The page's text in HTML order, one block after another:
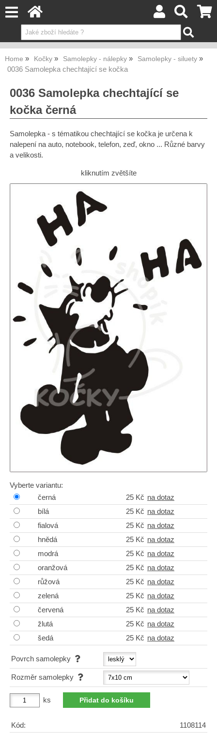
Home Kočky Samolepky - nálepky Samolepky - siluety
0036 Samolepka chechtající se kočka
0036 Samolepka chechtající se
kočka černá
Samolepka - s tématikou chechtající se kočka je určena k
nalepení na auto, notebook, telefon, zeď, okno ... Různé barvy
a velikosti.
kliknutím zvětšíte
Vyberte variantu:
černá
25 Kč na dotaz
bílá
25 Kč na dotaz
fialová
25 Kč na dotaz
hnědá
25 Kč na dotaz
modrá
25 Kč na dotaz
oranžová
25 Kč na dotaz
růžová
25 Kč na dotaz
zelená
25 Kč na dotaz
červená
25 Kč na dotaz
žlutá
25 Kč na dotaz
šedá
25 Kč na dotaz
Povrch samolepky
Rozměr samolepky
ks
Kód:
1108114